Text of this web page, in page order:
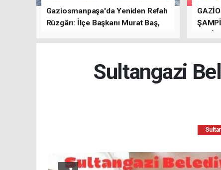
Gaziosmanpaşa'da Yeniden Refah
Rüzgârı: İlçe Başkanı Murat Baş,
Sultangazi